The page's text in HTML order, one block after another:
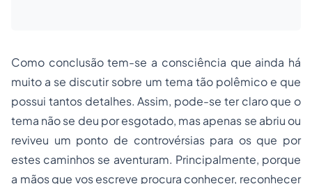
Como conclusão tem-se a consciência que ainda há
muito a se discutir sobre um tema tão polêmico e que
possui tantos detalhes. Assim, pode-se ter claro que o
tema não se deu por esgotado, mas apenas se abriu ou
reviveu um ponto de controvérsias para os que por
estes caminhos se aventuram. Principalmente, porque
a mãos que vos escreve procura conhecer, reconhecer